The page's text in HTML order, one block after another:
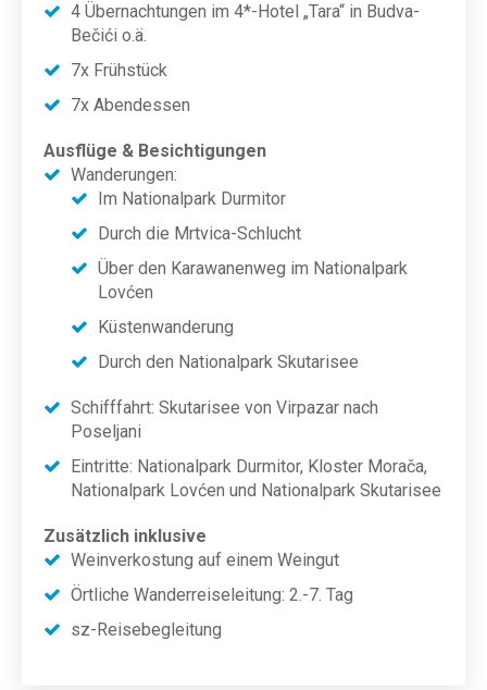
4 Übernachtungen im 4*-Hotel „Tara“ in Budva-
Bečići o.ä.
7x Frühstück
7x Abendessen
Ausflüge & Besichtigungen
Wanderungen:
Im Nationalpark Durmitor
Durch die Mrtvica-Schlucht
Über den Karawanenweg im Nationalpark
Lovćen
Küstenwanderung
Durch den Nationalpark Skutarisee
Schifffahrt: Skutarisee von Virpazar nach
Poseljani
Eintritte: Nationalpark Durmitor, Kloster Morača,
Nationalpark Lovćen und Nationalpark Skutarisee
Zusätzlich inklusive
Weinverkostung auf einem Weingut
Örtliche Wanderreiseleitung: 2.-7. Tag
sz-Reisebegleitung